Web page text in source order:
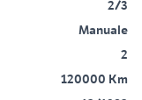
2/3
Manuale
2
120000 Km